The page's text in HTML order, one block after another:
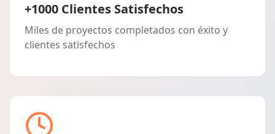
+1000 Clientes Satisfechos
Miles de proyectos completados con éxito y
clientes satisfechos